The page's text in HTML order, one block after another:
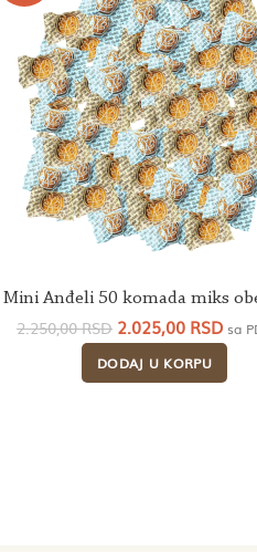
Mini Anđeli 50 komada miks
2.250,00RSD Originalna
cena
je
bila:
2.025,00 RSD
cena
sa
DODAJ U KORPU